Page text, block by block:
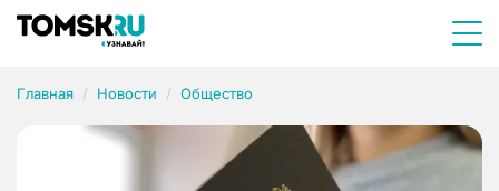
Главная Новости Общество